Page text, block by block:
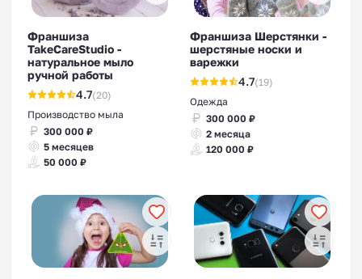
Франшиза
TakeCareStudio -
натуральное мыло
ручной работы
4.7(20)
Производство мыла
300 000 ₽
5 месяцев
50 000 ₽
Франшиза Шерстянки -
шерстяные носки и
варежки
4.7(19)
Одежда
300 000 ₽
2 месяца
120 000 ₽